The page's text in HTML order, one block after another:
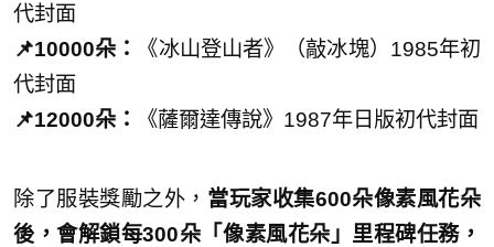
代封面
📌10000朵：
《冰山登山者》（敲冰塊）1985年初
代封面
📌12000朵：
《薩爾達傳說》1987年日版初代封面
除了服裝獎勵之外， 當玩家收集600朵像素風花朵
後，會解鎖每300朵「像素風花朵」里程碑任務，